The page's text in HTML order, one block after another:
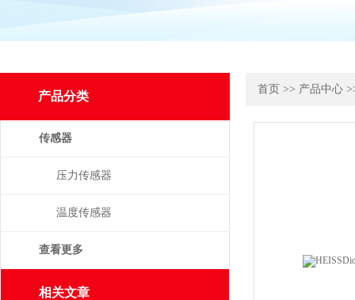
产品分类
传感器
压力传感器
温度传感器
查看更多
相关文章
首页 >> 产品中心